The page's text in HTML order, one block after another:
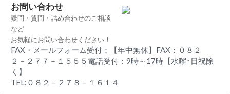
お問い合わせ
疑問・質問・詰め合わせのご相談
など
お気軽にお問い合わせください！
FAX・メールフォーム受付：【年中無休】FAX：０８２
２－２７７－１５５５電話受付：9時～17時【水曜･日祝除
く】
TEL:０８２－２７８－１６１４